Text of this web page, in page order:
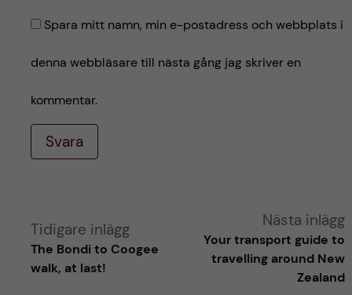
Spara mitt namn, min e-postadress och webbplats i
denna webbläsare till nästa gång jag skriver en
kommentar.
Svara
Tidigare inlägg
The Bondi to Coogee
walk, at last!
Nästa inlägg
Your transport guide to
travelling around New
Zealand